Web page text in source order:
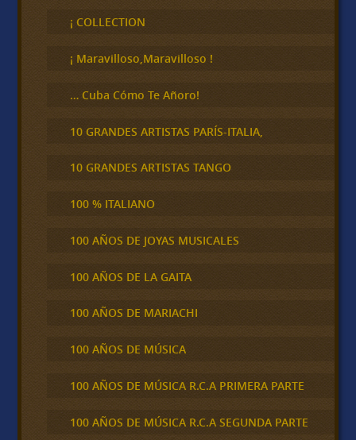
c
a
¡ COLLECTION
¡ Maravilloso,Maravilloso !
… Cuba Cómo Te Añoro!
10 GRANDES ARTISTAS PARÍS-ITALIA,
10 GRANDES ARTISTAS TANGO
100 % ITALIANO
100 AÑOS DE JOYAS MUSICALES
100 AÑOS DE LA GAITA
100 AÑOS DE MARIACHI
100 AÑOS DE MÚSICA
100 AÑOS DE MÚSICA R.C.A PRIMERA PARTE
100 AÑOS DE MÚSICA R.C.A SEGUNDA PARTE